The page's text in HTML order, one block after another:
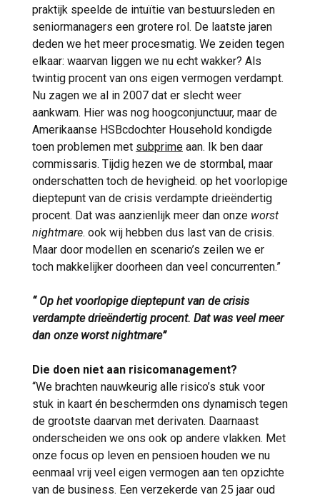
praktijk speelde de intuïtie van bestuursleden en
seniormanagers een grotere rol. De laatste jaren
deden we het meer procesmatig. We zeiden tegen
elkaar: waarvan liggen we nu echt wakker? Als
twintig procent van ons eigen vermogen verdampt.
Nu zagen we al in 2007 dat er slecht weer
aankwam. Hier was nog hoogconjunctuur, maar de
Amerikaanse HSBcdochter Household kondigde
toen problemen met subprime aan. Ik ben daar
commissaris. Tijdig hezen we de stormbal, maar
onderschatten toch de hevigheid. op het voorlopige
dieptepunt van de crisis verdampte drieëndertig
procent. Dat was aanzienlijk meer dan onze worst
nightmare. ook wij hebben dus last van de crisis.
Maar door modellen en scenario’s zeilen we er
toch makkelijker doorheen dan veel concurrenten.”
“ Op het voorlopige dieptepunt van de crisis
verdampte drieëndertig procent. Dat was veel meer
dan onze worst nightmare”
Die doen niet aan risicomanagement?
“We brachten nauwkeurig alle risico’s stuk voor
stuk in kaart én beschermden ons dynamisch tegen
de grootste daarvan met derivaten. Daarnaast
onderscheiden we ons ook op andere vlakken. Met
onze focus op leven en pensioen houden we nu
eenmaal vrij veel eigen vermogen aan ten opzichte
van de business. Een verzekerde van 25 jaar oud